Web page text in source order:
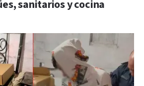
sanitarios y cocina